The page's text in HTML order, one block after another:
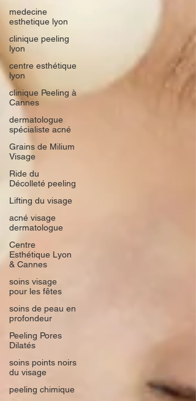
medecine
esthetique lyon
clinique peeling
lyon
centre esthétique
lyon
clinique Peeling à
Cannes
dermatologue
spécialiste acné
Grains de Milium
Visage
Ride du
Décolleté peeling
Lifting du visage
acné visage
dermatologue
Centre
Esthétique Lyon
& Cannes
soins visage
pour les fêtes
soins de peau en
profondeur
Peeling Pores
Dilatés
soins points noirs
du visage
peeling chimique